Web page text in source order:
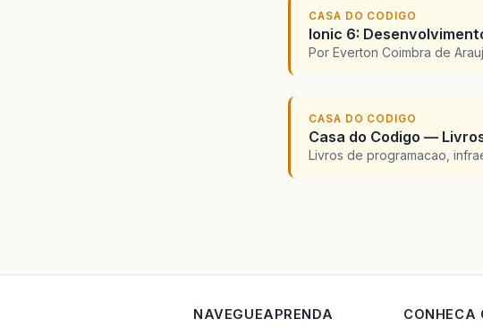
CASA DO CODIGO
Ionic 6:
Por Everton Coimbra de
CASA DO CODIGO
Casa do Codigo —
Livros de programacao,
NAVEGUEAPRENDA CONHECA